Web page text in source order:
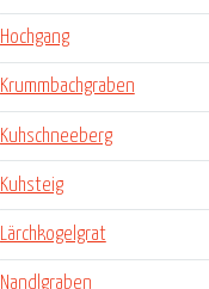
Hochgang
Krummbachgraben
Kuhschneeberg
Kuhsteig
Lärchkogelgrat
Nandlgraben